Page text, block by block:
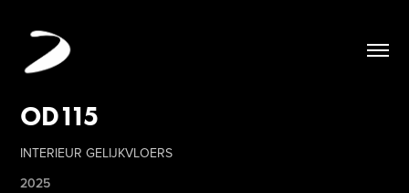
OD115
INTERIEUR GELIJKVLOERS
2025